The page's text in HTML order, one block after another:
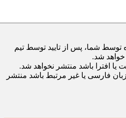
توسط شما، پس از تایید توسط تیم
شد.
یا افترا باشد منتشر نخواهد شد.
زبان فارسی یا غیر مرتبط باشد منتشر